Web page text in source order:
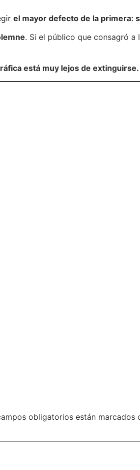
el mayor defecto de la primera:
. Si el público que consagró
está muy lejos de extinguirse.
obligatorios están marcados